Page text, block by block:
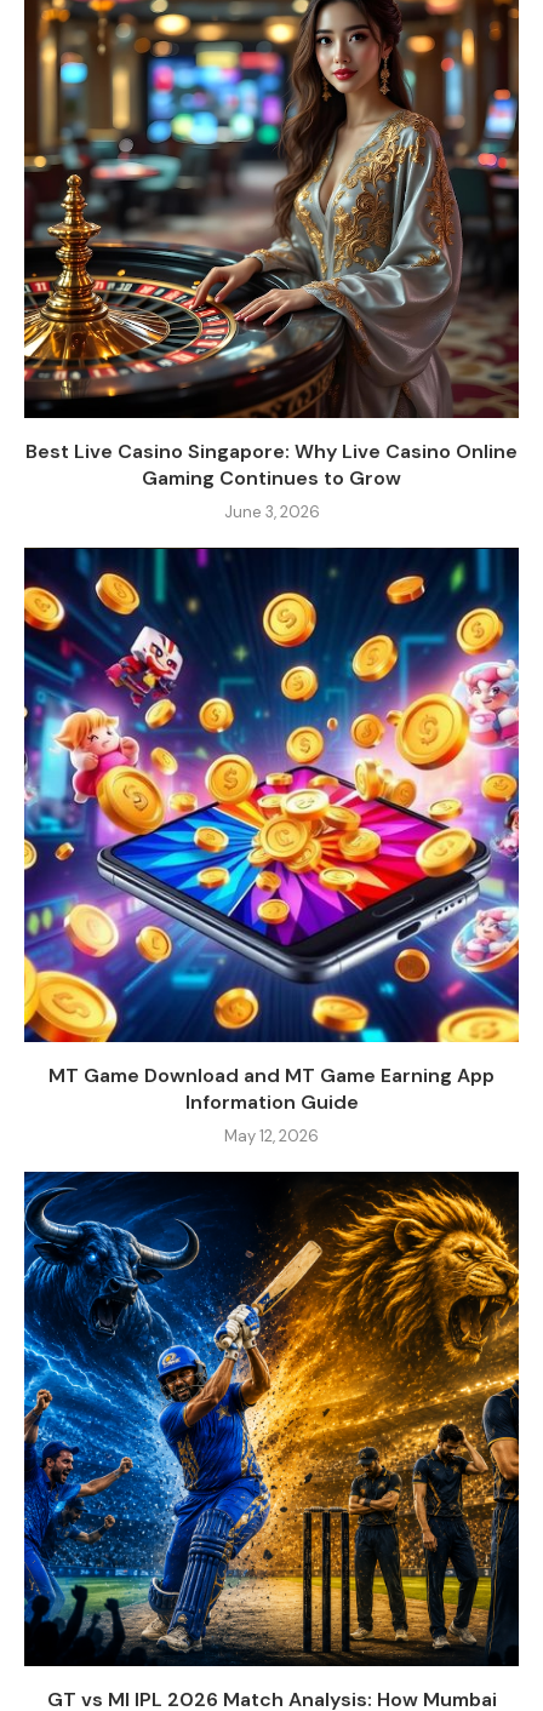
Best Live Casino Singapore: Why Live Casino Online
Gaming Continues to Grow
June 3, 2026
MT Game Download and MT Game Earning App
Information Guide
May 12, 2026
GT vs MI IPL 2026 Match Analysis: How Mumbai